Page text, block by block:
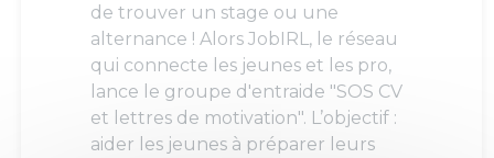
de trouver un stage ou une
alternance ! Alors JobIRL, le réseau
qui connecte les jeunes et les pro,
lance le groupe d'entraide "SOS CV
et lettres de motivation". L’objectif :
aider les jeunes à préparer leurs